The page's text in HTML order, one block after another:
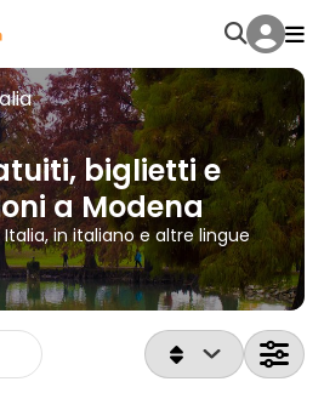
biglietti e
a Modena
in italiano e altre lingue